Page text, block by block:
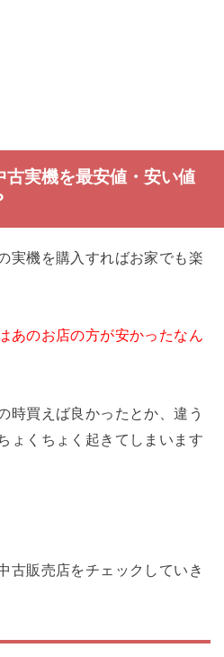
実機を最安値・安い値
実機を購入すればお家でも楽
あのお店の方が安かったなん
時買えば良かったとか、違う
ょくちょく起きてしまいます
古販売店をチェックしていき